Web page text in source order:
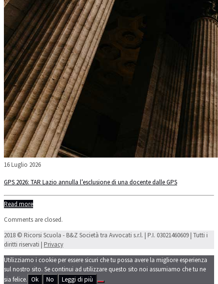
16 Luglio 2026
GPS 2026: TAR Lazio annulla l’esclusione di una docente dalle GPS
Read more
Comments are closed.
2018 © Ricorsi Scuola - B&Z Società tra Avvocati s.r.l. | P.I. 03021460609 | Tutti i
diritti riservati | Privacy
Utilizziamo i cookie per essere sicuri che tu possa avere la migliore esperienza
sul nostro sito. Se continui ad utilizzare questo sito noi assumiamo che tu ne
sia felice. Ok No Leggi di più